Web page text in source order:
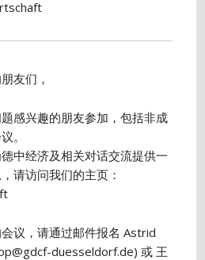
友们，
感兴趣的朋友参加，包括非成
。
中经济及相关对话交流提供一
请访问我们的主页：
议，请通过邮件报名 Astrid
duesseldorf.de) 或 王